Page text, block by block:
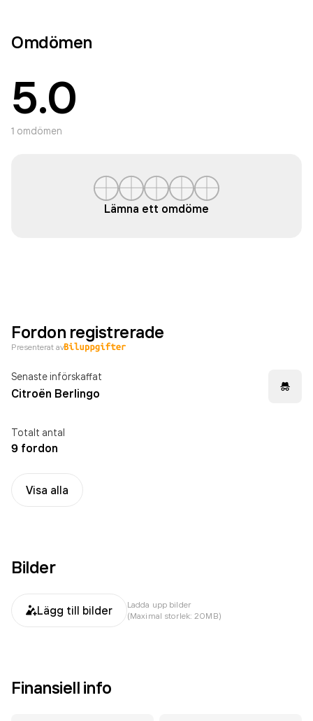
Omdömen
5.0
1 omdömen
Lämna ett omdöme
Fordon registrerade
Presenterat av
Senaste införskaffat
Citroën Berlingo
Totalt antal
9 fordon
Visa alla
Bilder
Lägg till bilder
Ladda upp bilder
(Maximal storlek: 20MB)
Finansiell info